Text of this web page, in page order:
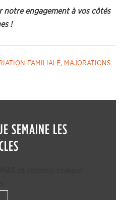
notre engagement à vos côtés
!
FAMILIALE, MAJORATIONS
SEMAINE LES